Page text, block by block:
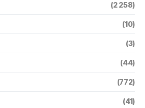
(2 258)
(10)
(3)
(44)
(772)
(41)